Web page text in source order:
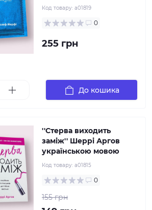
Код товару: a01819
0
255 грн
До кошика
''Стерва виходить
заміж'' Шеррі Аргов
українською мовою
Код товару: a01815
0
155 грн